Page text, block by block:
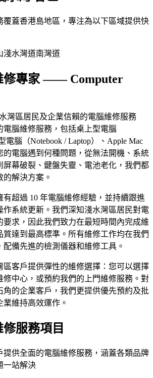
覆蓋香港島地區，專注為以下區域提供快
淺水灣道南灣道
修專家 —— Computer
灣區居民及企業信賴的電腦維修服務
電腦維修服務，包括桌上型電腦
電腦（Notebook / Laptop）、Apple Mac
的電腦遇到何種問題，從無法開機、系統
屏幕破裂、鍵盤失靈、電池老化，我們都
解決方案。
有超過 10 年電腦維修經驗，並持續跟進
作系統更新。我們深知淺水灣區居民對電
要求，因此我們致力在最短時間內完成維
質達到最高標準。所有維修工作均在我們
備先進的檢測儀器和維修工具。
區客戶提供彈性的維修選擇：您可以選擇
修中心，或預約我們的上門維修服務。對
角的企業客戶，我們更提供優先預約及批
維持高效運作。
服務項目
提供全面的電腦維修服務，涵蓋各類品牌
一站解決